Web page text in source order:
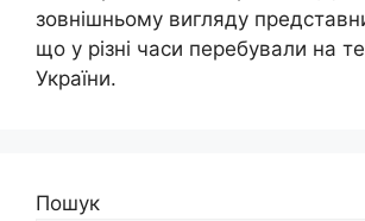
зовнішньому вигляду
що у різні часи перебували на
України.
Пошук